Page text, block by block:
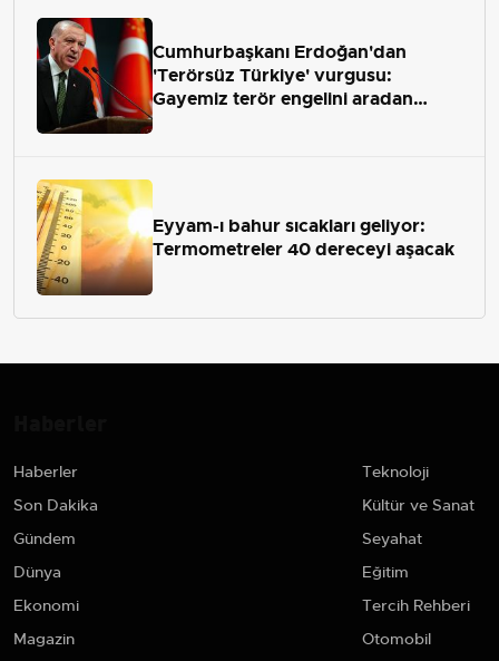
Cumhurbaşkanı Erdoğan'dan
'Terörsüz Türkiye' vurgusu:
Gayemiz terör engelini aradan
Eyyam-ı bahur sıcakları geliyor:
Termometreler 40 dereceyi aşacak
Haberler
Son Dakika
Gündem
Dünya
Ekonomi
Magazin
Teknoloji
Kültür ve Sanat
Seyahat
Eğitim
Tercih Rehberi
Otomobil